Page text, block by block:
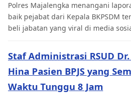
Polres Majalengka menangani
baik pejabat dari Kepala BKPSDM
beli jabatan yang viral di media
Staf Administrasi RSUD
Hina Pasien BPJS yang
Waktu Tunggu 8 Jam